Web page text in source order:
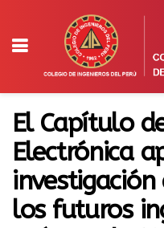
El Capítulo
Electrónica
investigación
los futuros